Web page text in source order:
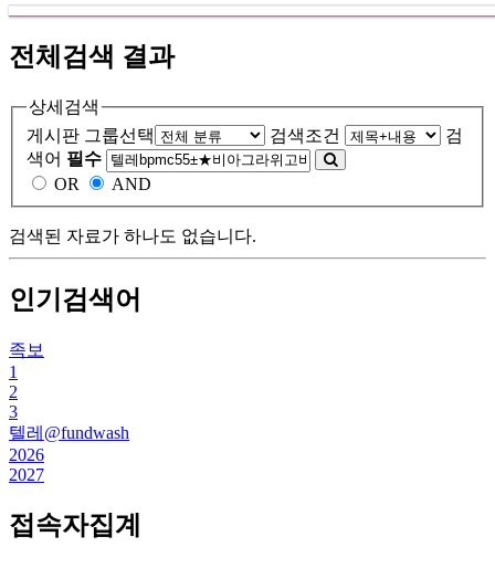
전체검색 결과
상세검색
게시판 그룹선택
검색조건
검
색어 필수
OR
AND
검색된 자료가 하나도 없습니다.
인기검색어
족보
1
2
3
텔레@fundwash
2026
2027
접속자집계